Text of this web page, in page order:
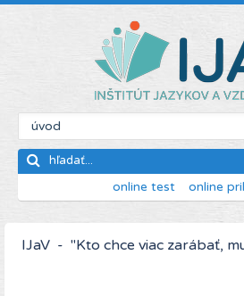
online test online
IJaV - "Kto chce viac zarábať,